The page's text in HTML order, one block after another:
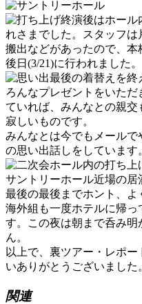
終演後はホール
れさまでした。スタッフ
搬出などがあったので、
後日(3/21)に行われました。
最後の着替えを終
ろんなプレゼントをいた
ていれば、みんなとの親
寂しいものです。
みんなとは今でもメール
の思い出話しをしています
ホール内の打ち
サントリーホール近場の居
最後の最後までホント、
海外組も一度ホテルに帰
す。この夜は朝まで呑み
ん。
以上で、裏ツアー・レポ
いありがとうございました
関連